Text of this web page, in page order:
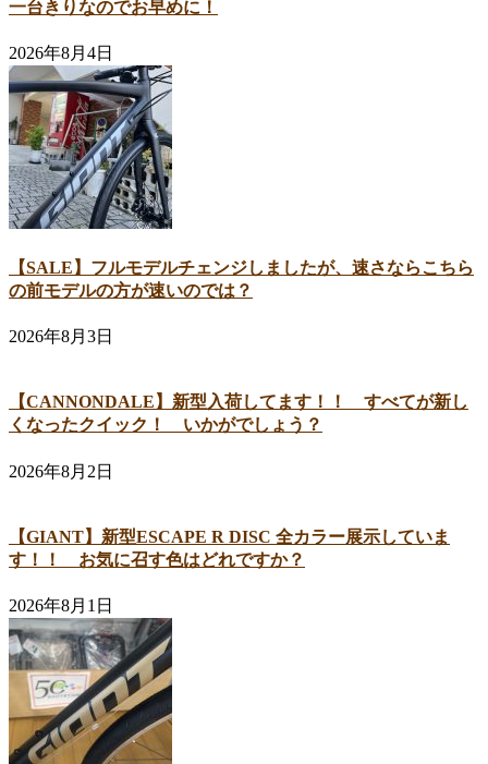
一台きりなのでお早めに！
2026年8月4日
【SALE】フルモデルチェンジしましたが、速さならこちら
の前モデルの方が速いのでは？
2026年8月3日
【CANNONDALE】新型入荷してます！！ すべてが新し
くなったクイック！ いかがでしょう？
2026年8月2日
【GIANT】新型ESCAPE R DISC 全カラー展示していま
す！！ お気に召す色はどれですか？
2026年8月1日